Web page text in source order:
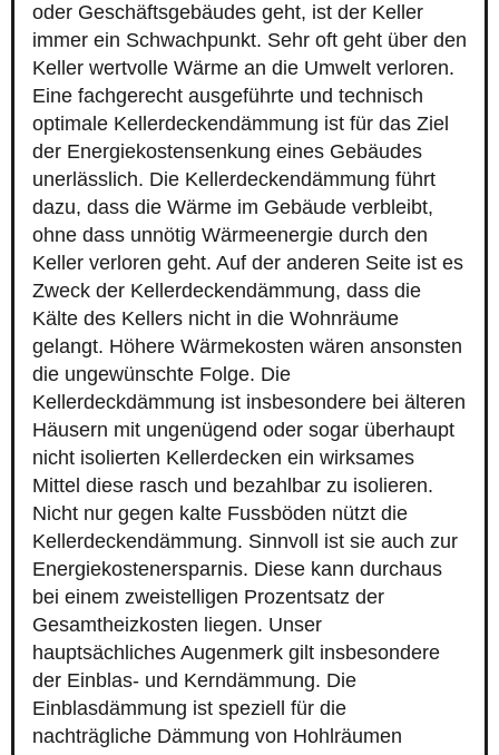
oder Geschäftsgebäudes geht, ist der Keller
immer ein Schwachpunkt. Sehr oft geht über den
Keller wertvolle Wärme an die Umwelt verloren.
Eine fachgerecht ausgeführte und technisch
optimale Kellerdeckendämmung ist für das Ziel
der Energiekostensenkung eines Gebäudes
unerlässlich. Die Kellerdeckendämmung führt
dazu, dass die Wärme im Gebäude verbleibt,
ohne dass unnötig Wärmeenergie durch den
Keller verloren geht. Auf der anderen Seite ist es
Zweck der Kellerdeckendämmung, dass die
Kälte des Kellers nicht in die Wohnräume
gelangt. Höhere Wärmekosten wären ansonsten
die ungewünschte Folge. Die
Kellerdeckdämmung ist insbesondere bei älteren
Häusern mit ungenügend oder sogar überhaupt
nicht isolierten Kellerdecken ein wirksames
Mittel diese rasch und bezahlbar zu isolieren.
Nicht nur gegen kalte Fussböden nützt die
Kellerdeckendämmung. Sinnvoll ist sie auch zur
Energiekostenersparnis. Diese kann durchaus
bei einem zweistelligen Prozentsatz der
Gesamtheizkosten liegen. Unser
hauptsächliches Augenmerk gilt insbesondere
der Einblas- und Kerndämmung. Die
Einblasdämmung ist speziell für die
nachträgliche Dämmung von Hohlräumen